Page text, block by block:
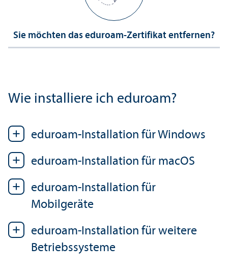
Sie möchten das eduroam-Zertifikat entfernen?
Wie installiere ich eduroam?
eduroam-Installation für Windows
eduroam-Installation für macOS
eduroam-Installation für
Mobilgeräte
eduroam-Installation für weitere
Betriebs­systeme